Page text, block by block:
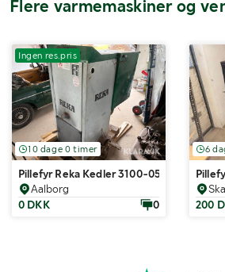
Flere varmemaskiner og
Ingen res.pris
10 dage 0 timer
Pillefyr Reka Kedler 3100-05
Aalborg
0 DKK
0
6
200